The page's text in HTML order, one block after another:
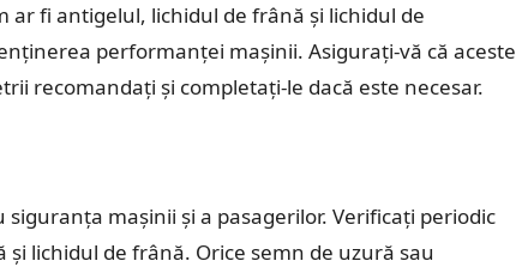
ar fi antigelul, lichidul de frână și lichidul de
performanței mașinii. Asigurați-vă că aceste
recomandați și completați-le dacă este necesar.
mașinii și a pasagerilor. Verificați periodic
lichidul de frână. Orice semn de uzură sau